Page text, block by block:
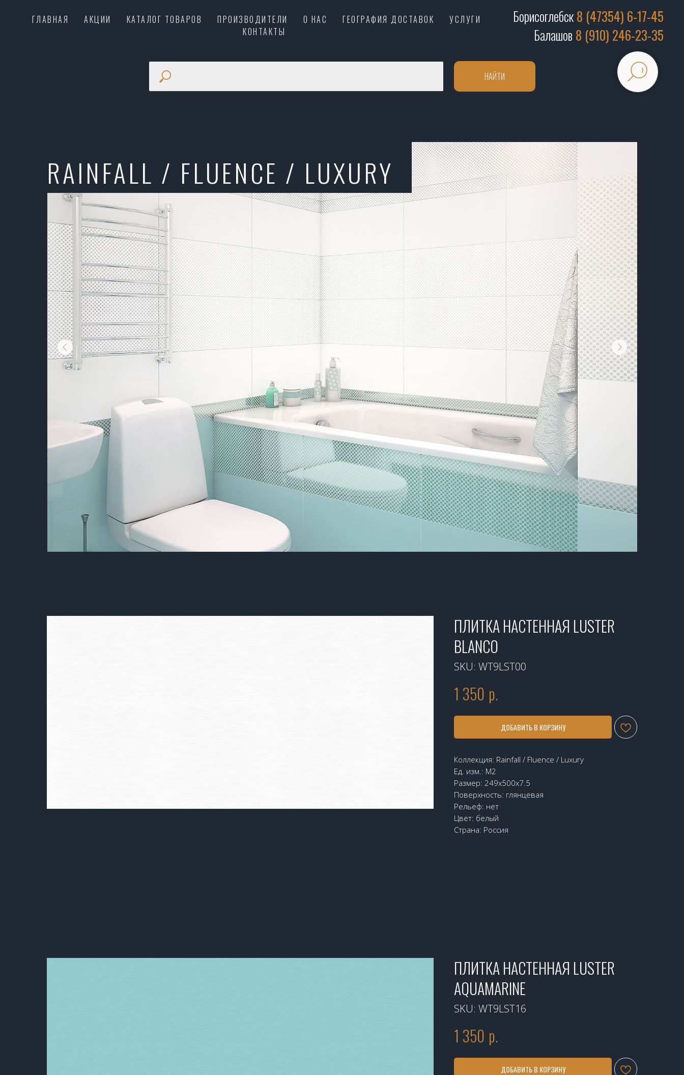
ГЛАВНАЯ АКЦИИ КАТАЛОГ ТОВАРОВ ПРОИЗВОДИТЕЛИ О НАС ГЕОГРАФИЯ ДОСТАВОК
УСЛУГИ
КОНТАКТЫ
Борисоглебск8 (47354) 6-17-45
Балашов 8 (910) 246-23-35
НАЙТИ
RAINFALL / FLUENCE / LUXURY
ПЛИТКА НАСТЕННАЯ LUSTER
BLANCO
SKU: WT9LST00
1 350 р.
ДОБАВИТЬ В КОРЗИНУ
Коллекция: Rainfall / Fluence / Luxury
Ед. изм.: М2
Размер: 249x500x7.5
Поверхность: глянцевая
Рельеф: нет
Цвет: белый
Страна: Россия
ПЛИТКА НАСТЕННАЯ LUSTER
AQUAMARINE
SKU: WT9LST16
1 350 р.
ДОБАВИТЬ В КОРЗИНУ